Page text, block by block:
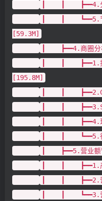
┃ ┃ ┣━━4.分时
┃ ┃ ┗━━5.节假
[59.3M]
┃ ┣━━4.商圈分
┃ ┃ ┣━━1.提升
[195.8M]
┃ ┃
┃ ┃
┃ ┃ ┣━━4.现
┃ ┃ ┗━━5.行销
┃ ┣━━5.营业额
┃ ┃ ┣━━1.产
┃ ┃ ┣━━2.营
┃ ┃ ┗━━3.营业